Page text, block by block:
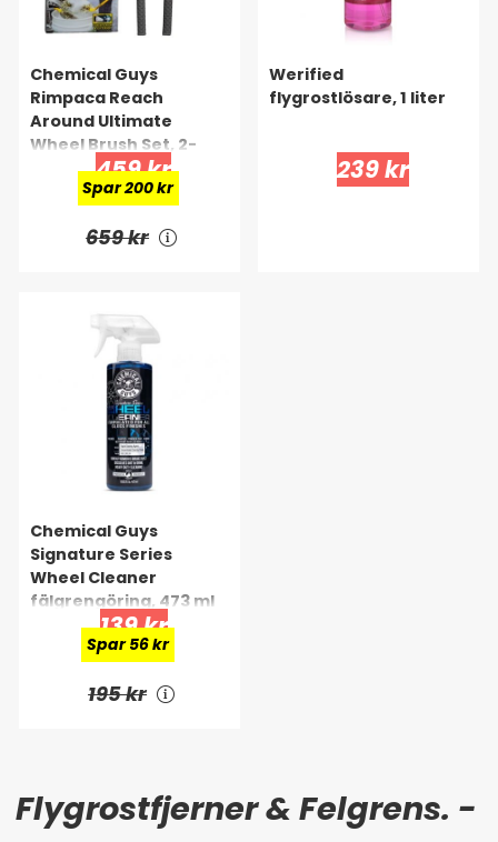
Chemical Guys
Rimpaca Reach
Around Ultimate
Wheel Brush Set, 2-
459 kr
Spar 200 kr
659 kr
Werified
flygrostlösare, 1 liter
239 kr
Chemical Guys
Signature Series
Wheel Cleaner
fälgrengöring, 473 ml
139 kr
Spar 56 kr
195 kr
Flygrostfjerner & Felgrens. -